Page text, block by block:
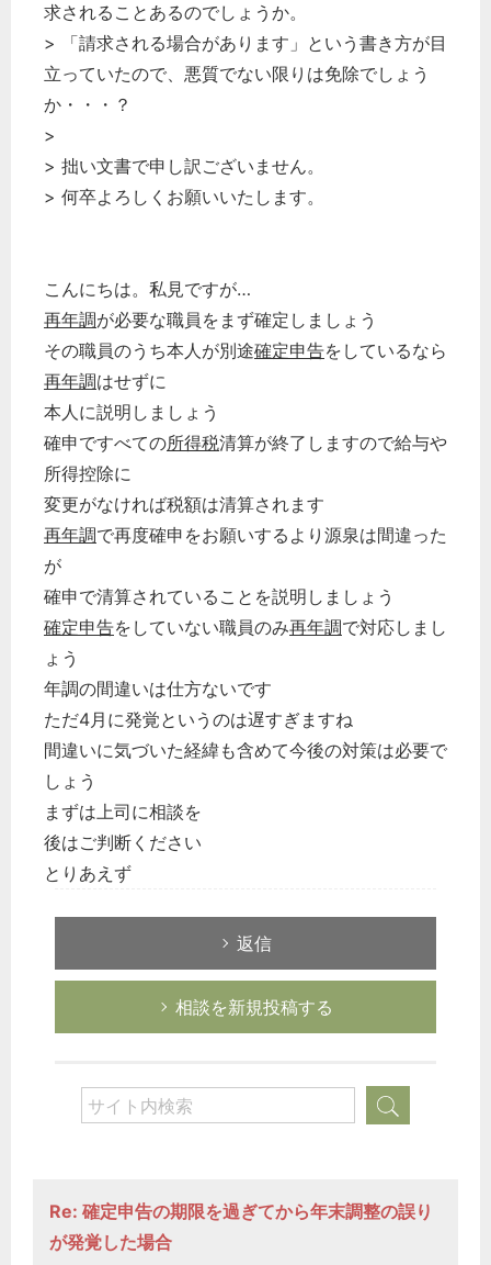
求されることあるのでしょうか。
> 「請求される場合があります」という書き方が目
立っていたので、悪質でない限りは免除でしょう
か・・・？
>
> 拙い文書で申し訳ございません。
> 何卒よろしくお願いいたします。
こんにちは。私見ですが…
再年調が必要な職員をまず確定しましょう
その職員のうち本人が別途確定申告をしているなら
再年調はせずに
本人に説明しましょう
確申ですべての所得税清算が終了しますので給与や
所得控除に
変更がなければ税額は清算されます
再年調で再度確申をお願いするより源泉は間違った
が
確申で清算されていることを説明しましょう
確定申告をしていない職員のみ再年調で対応しまし
ょう
年調の間違いは仕方ないです
ただ4月に発覚というのは遅すぎますね
間違いに気づいた経緯も含めて今後の対策は必要で
しょう
まずは上司に相談を
後はご判断ください
とりあえず
返信
相談を新規投稿する
Re: 確定申告の期限を過ぎてから年末調整の誤り
が発覚した場合